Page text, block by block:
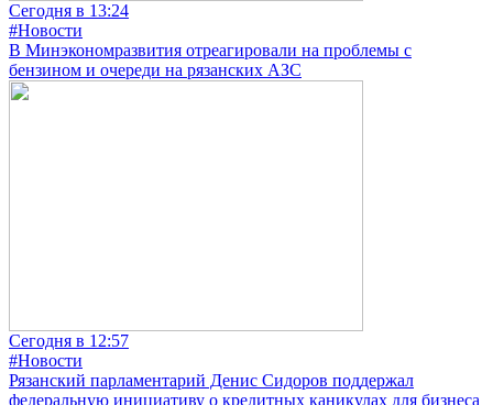
Сегодня в 13:24
#Новости
В Минэкономразвития отреагировали на проблемы с
бензином и очереди на рязанских АЗС
Сегодня в 12:57
#Новости
Рязанский парламентарий Денис Сидоров поддержал
федеральную инициативу о кредитных каникулах для бизнеса